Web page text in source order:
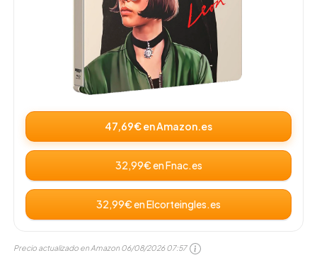
47,69€ en Amazon.es
32,99€ en Fnac.es
32,99€ en Elcorteingles.es
Precio actualizado en Amazon 06/08/2026 07:57